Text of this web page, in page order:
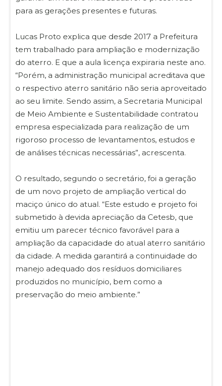
para as gerações presentes e futuras.
Lucas Proto explica que desde 2017 a Prefeitura
tem trabalhado para ampliação e modernização
do aterro. E que a aula licença expiraria neste ano.
“Porém, a administração municipal acreditava que
o respectivo aterro sanitário não seria aproveitado
ao seu limite. Sendo assim, a Secretaria Municipal
de Meio Ambiente e Sustentabilidade contratou
empresa especializada para realização de um
rigoroso processo de levantamentos, estudos e
de análises técnicas necessárias”, acrescenta.
O resultado, segundo o secretário, foi a geração
de um novo projeto de ampliação vertical do
maciço único do atual. “Este estudo e projeto foi
submetido à devida apreciação da Cetesb, que
emitiu um parecer técnico favorável para a
ampliação da capacidade do atual aterro sanitário
da cidade. A medida garantirá a continuidade do
manejo adequado dos resíduos domiciliares
produzidos no município, bem como a
preservação do meio ambiente.”